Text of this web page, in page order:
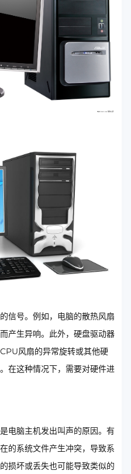
信号。例如，电脑的散热风扇
产生异响。此外，硬盘驱动器
风扇的异常旋转或其他硬
在这种情况下，需要对硬件进
电脑主机发出叫声的原因。有
的系统文件产生冲突，导致系
损坏或丢失也可能导致类似的